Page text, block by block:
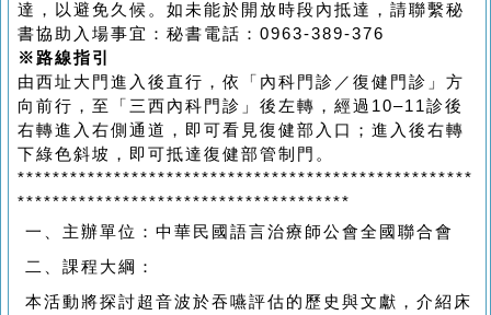
達，以避免久候。如未能於開放時段內抵達，請聯繫秘
書協助入場事宜：秘書電話：0963-389-376
※ 路線指引
由西址大門進入後直行，依「內科門診／復健門診」方
向前行，至「三西內科門診」後左轉，經過10–11診後
右轉進入右側通道，即可看見復健部入口；進入後右轉
下綠色斜坡，即可抵達復健部管制門。
****************************************************
**************************************
一、 主辦單位：中華民國語言治療師公會全國聯合會
二、 課程大綱：
本活動將探討超音波於吞嚥評估的歷史與文獻，介紹床